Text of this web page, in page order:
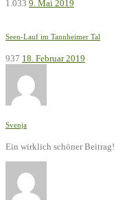
1.033 9. Mai 2019
Seen-Lauf im Tannheimer Tal
937 18. Februar 2019
Svenja
Ein wirklich schöner Beitrag!